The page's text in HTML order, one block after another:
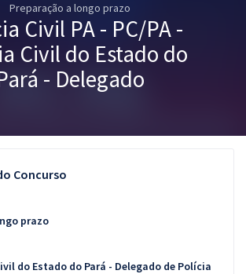
Preparação a longo prazo
Civil PA - PC/PA -
Civil do Estado do
- Delegado
Concurso
prazo
do Estado do Pará - Delegado de Polícia